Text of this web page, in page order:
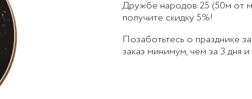
Дружбе народов 25 (50м от
получите скидку 5%!
Позаботьтесь о празднике
заказ минимум, чем за 3 дня